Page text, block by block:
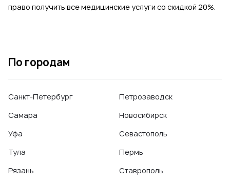
право получить все медицинские услуги со скидкой 20%.
По городам
Санкт-Петербург
Самара
Уфа
Тула
Рязань
Петрозаводск
Новосибирск
Севастополь
Пермь
Ставрополь